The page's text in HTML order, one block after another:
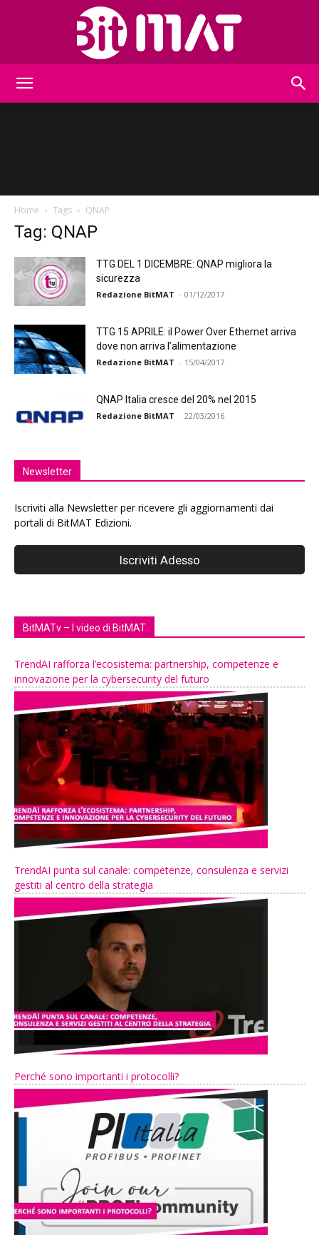
Home Tags QNAP
Tag: QNAP
TTG DEL 1 DICEMBRE: QNAP migliora la
sicurezza
Redazione BitMAT - 01/12/2017
TTG 15 APRILE: il Power Over Ethernet arriva
dove non arriva l’alimentazione
Redazione BitMAT - 15/04/2017
QNAP Italia cresce del 20% nel 2015
Redazione BitMAT - 22/03/2016
Newsletter
Iscriviti alla Newsletter per ricevere gli aggiornamenti dai
portali di BitMAT Edizioni.
BitMATv – I video di BitMAT
TrendAI rafforza l’ecosistema: partnership, competenze e
innovazione per la cybersecurity del futuro
TrendAI punta sul canale: competenze, consulenza e servizi
gestiti al centro della strategia
Perché sono importanti i protocolli?